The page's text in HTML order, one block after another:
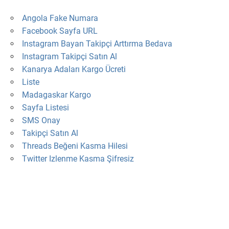
Angola Fake Numara
Facebook Sayfa URL
Instagram Bayan Takipçi Arttırma Bedava
Instagram Takipçi Satın Al
Kanarya Adaları Kargo Ücreti
Liste
Madagaskar Kargo
Sayfa Listesi
SMS Onay
Takipçi Satın Al
Threads Beğeni Kasma Hilesi
Twitter Izlenme Kasma Şifresiz